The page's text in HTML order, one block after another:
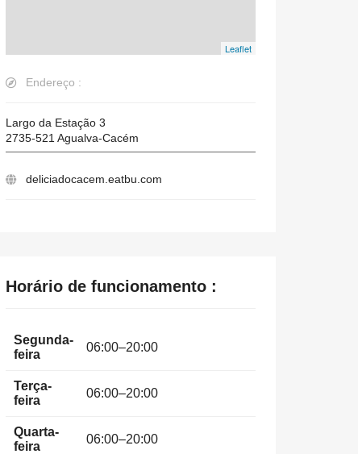
Leaflet
Endereço :
Largo da Estação 3
2735-521 Agualva-Cacém
deliciadocacem.eatbu.com
Horário de funcionamento :
Segunda-
feira
06:00–20:00
Terça-
feira
06:00–20:00
Quarta-
feira
06:00–20:00